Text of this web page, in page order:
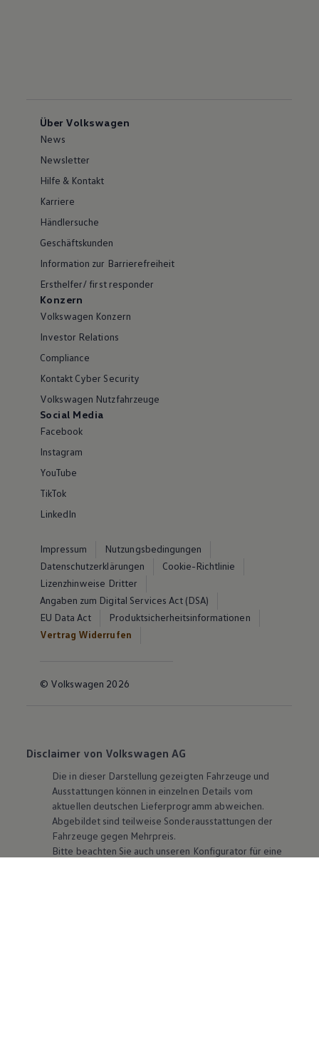
Über Volkswagen
News
Newsletter
Hilfe & Kontakt
Karriere
Händlersuche
Geschäftskunden
Information zur Barrierefreiheit
Ersthelfer/ first responder
Konzern
Volkswagen Konzern
Investor Relations
Compliance
Kontakt Cyber Security
Volkswagen Nutzfahrzeuge
Social Media
Facebook
Instagram
YouTube
TikTok
LinkedIn
Impressum
Nutzungsbedingungen
Datenschutzerklärungen
Cookie-Richtlinie
Lizenzhinweise Dritter
Angaben zum Digital Services Act (DSA)
EU Data Act
Produktsicherheitsinformationen
Vertrag Widerrufen
© Volkswagen 2026
Disclaimer von Volkswagen AG
Die in dieser Darstellung gezeigten Fahrzeuge und
Ausstattungen können in einzelnen Details vom
aktuellen deutschen Lieferprogramm abweichen.
Abgebildet sind teilweise Sonderausstattungen der
Fahrzeuge gegen Mehrpreis.
Bitte beachten Sie auch unseren Konfigurator für eine